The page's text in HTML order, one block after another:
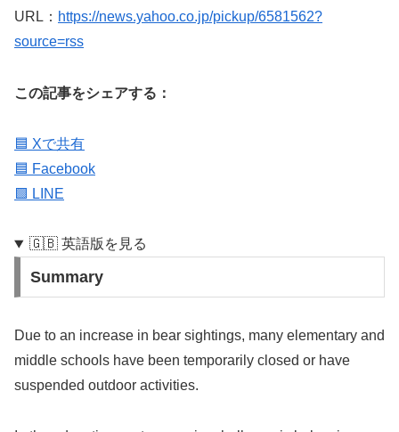
URL： https://news.yahoo.co.jp/pickup/6581562?
source=rss
この記事をシェアする：
🟦 Xで共有
🟦 Facebook
🟩 LINE
🇬🇧 英語版を見る
Summary
Due to an increase in bear sightings, many elementary and
middle schools have been temporarily closed or have
suspended outdoor activities.